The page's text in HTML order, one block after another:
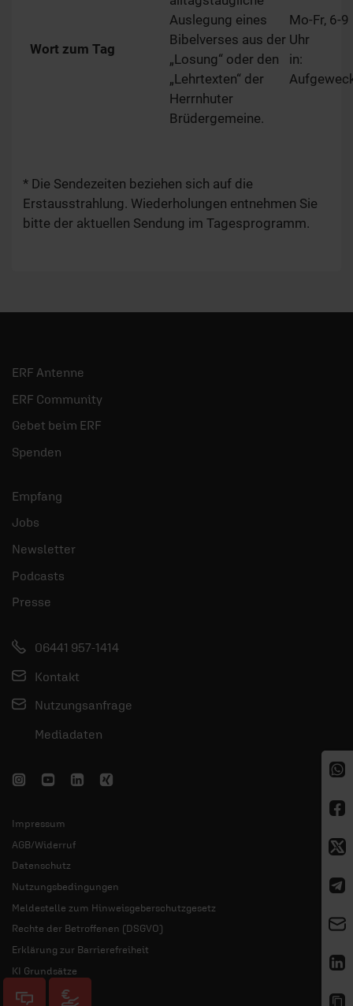
Wort zum Tag
Auslegung eines
Bibelverses aus der
„Losung“ oder den
„Lehrtexten“ der
Herrnhuter
Brüdergemeine.
Mo-Fr, 6-9
Uhr
in:
* Die Sendezeiten beziehen sich auf die
Erstausstrahlung. Wiederholungen entnehmen Sie
bitte der aktuellen Sendung im Tagesprogramm.
ERF Antenne
ERF Community
Gebet beim ERF
Spenden
Empfang
Jobs
Newsletter
Podcasts
Presse
06441 957-1414
Kontakt
Nutzungsanfrage
Mediadaten
Impressum
AGB/Widerruf
Datenschutz
Nutzungsbedingungen
Meldestelle zum Hinweisgeberschutzgesetz
Rechte der Betroffenen (DSGVO)
Erklärung zur Barrierefreiheit
KI Grundsätze